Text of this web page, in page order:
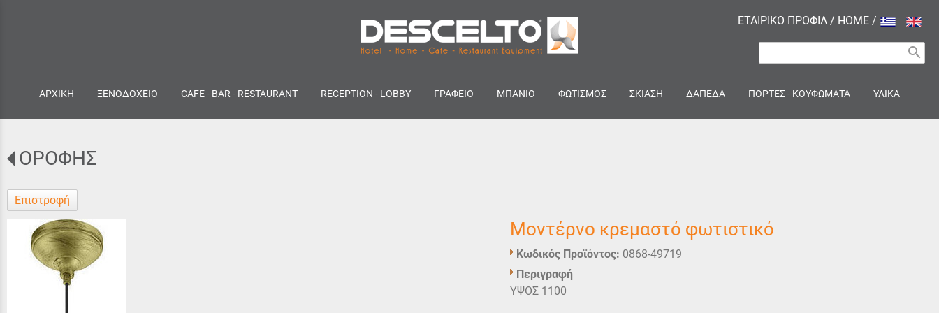
ΕΤΑΙΡΙΚΟ ΠΡΟΦΙΛ / HOME /
search
ΑΡΧΙΚΗ ΞΕΝΟΔΟΧΕΙΟ CAFE - BAR - RESTAURANT RECEPTION - LOBBY ΓΡΑΦΕΙΟ ΜΠΑΝΙΟ ΦΩΤΙΣΜΟΣ ΣΚΙΑΣΗ ΔΑΠΕΔΑ ΠΟΡΤΕΣ - ΚΟΥΦΩΜΑΤΑ ΥΛΙΚΑ
ΟΡΟΦΗΣ
Επιστροφή
Μοντέρνο κρεμαστό φωτιστικό
Κωδικός Προϊόντος: 0868-49719
Περιγραφή
ΥΨΟΣ 1100